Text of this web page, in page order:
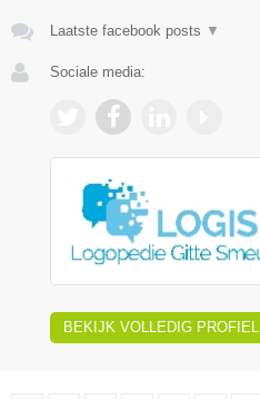
Laatste facebook posts ▼
Sociale media:
BEKIJK VOLLEDIG PROFIEL